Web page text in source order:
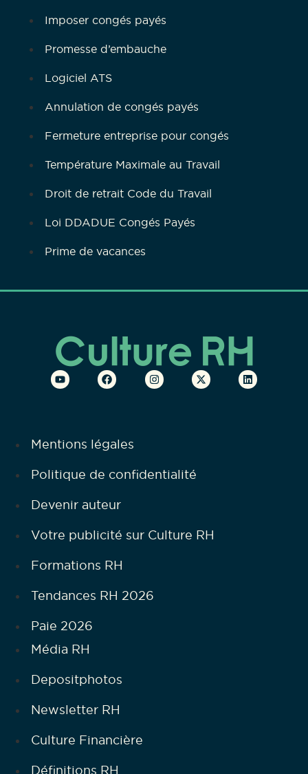
Imposer congés payés
Promesse d’embauche
Logiciel ATS
Annulation de congés payés
Fermeture entreprise pour congés
Température Maximale au Travail
Droit de retrait Code du Travail
Loi DDADUE Congés Payés
Prime de vacances
Mentions légales
Politique de confidentialité
Devenir auteur
Votre publicité sur Culture RH
Formations RH
Tendances RH 2026
Paie 2026
Média RH
Depositphotos
Newsletter RH
Culture Financière
Définitions RH